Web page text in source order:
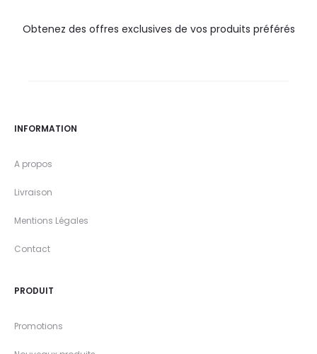
Obtenez des offres exclusives de vos produits préférés
INFORMATION
A propos
Livraison
Mentions Légales
Contact
PRODUIT
Promotions